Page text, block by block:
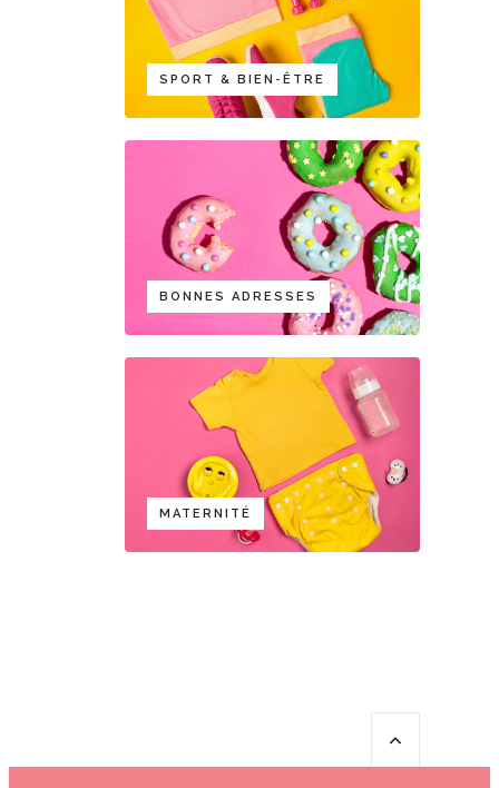
SPORT & BIEN-ÊTRE
BONNES ADRESSES
MATERNITÉ